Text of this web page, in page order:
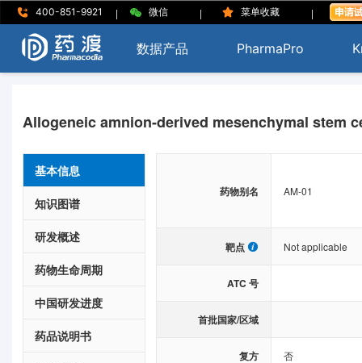
400-851-9921 | 微信 | 菜单收藏 |
数据产品 PharmaPro
Allogeneic amnion-derived mesenchymal stem
基本信息
知识图谱
研发概述
药物生命周期
中国研发进度
药品说明书
药物别名 AM-01
靶点 Not applicable
ATC 号
首批国家/区域
复方 否